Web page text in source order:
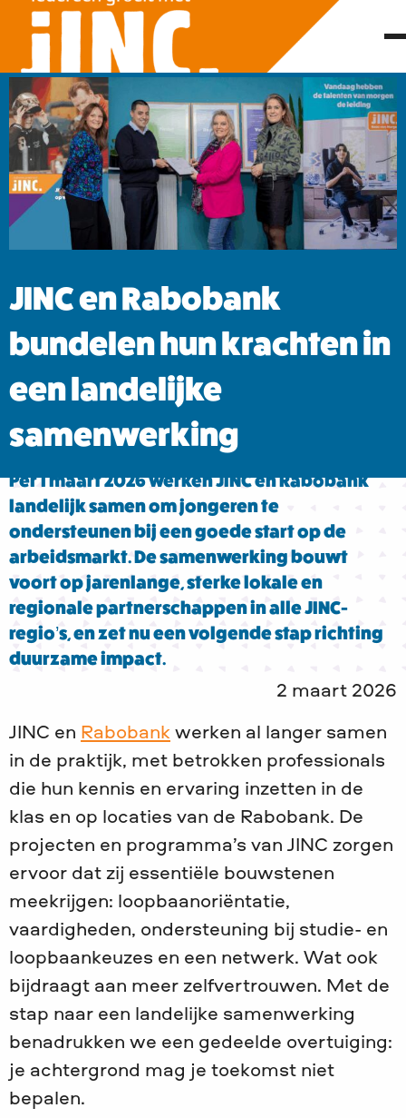
JINC en Rabobank
bundelen hun krachten in
een landelijke
samenwerking
Per 1 maart 2026 werken JINC en Rabobank
landelijk samen om jongeren te
ondersteunen bij een goede start op de
arbeidsmarkt. De samenwerking bouwt
voort op jarenlange, sterke lokale en
regionale partnerschappen in alle JINC-
regio’s, en zet nu een volgende stap richting
duurzame impact.
2 maart 2026
JINC en Rabobank werken al langer samen
in de praktijk, met betrokken professionals
die hun kennis en ervaring inzetten in de
klas en op locaties van de Rabobank. De
projecten en programma’s van JINC zorgen
ervoor dat zij essentiële bouwstenen
meekrijgen: loopbaanoriëntatie,
vaardigheden, ondersteuning bij studie- en
loopbaankeuzes en een netwerk. Wat ook
bijdraagt aan meer zelfvertrouwen. Met de
stap naar een landelijke samenwerking
benadrukken we een gedeelde overtuiging:
je achtergrond mag je toekomst niet
bepalen.